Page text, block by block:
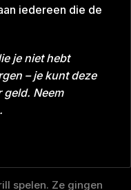
iedereen die de
je niet hebt
– je kunt deze
Neem
05-2024
Thrill
spelen. Ze gingen